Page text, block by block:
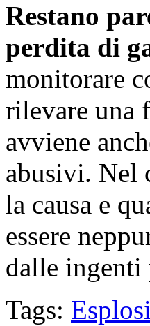
Restano
perdita di
monitorare
rilevare una
avviene
abusivi. Nel
la causa e
essere
dalle
Tags: